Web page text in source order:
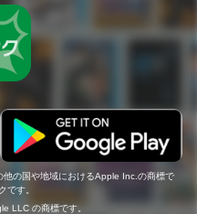
の国や地域におけるApple Inc.の商標で
です。
LLC の商標です。